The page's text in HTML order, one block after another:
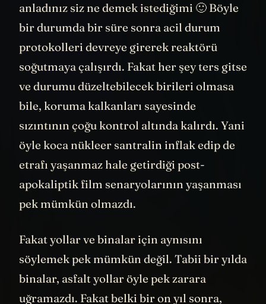
anladınız siz ne demek istediğimi 🙂 Böyle
bir durumda bir süre sonra acil durum
protokolleri devreye girerek reaktörü
soğutmaya çalışırdı. Fakat her şey ters gitse
ve durumu düzeltebilecek birileri olmasa
bile, koruma kalkanları sayesinde
sızıntının çoğu kontrol altında kalırdı. Yani
öyle koca nükleer santralin inflak edip de
etrafı yaşanmaz hale getirdiği post-
apokaliptik film senaryolarının yaşanması
pek mümkün olmazdı.
Fakat yollar ve binalar için aynısını
söylemek pek mümkün değil. Tabii bir yılda
binalar, asfalt yollar öyle pek zarara
uğramazdı. Fakat belki bir on yıl sonra,